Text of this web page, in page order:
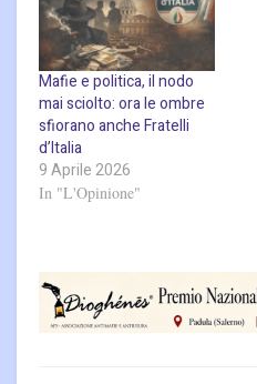
Mafie e politica, il nodo
mai sciolto: ora le ombre
sfiorano anche Fratelli
d’Italia
9 Aprile 2026
In "L'Opinione"